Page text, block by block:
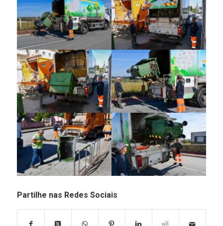
Partilhe nas Redes Sociais